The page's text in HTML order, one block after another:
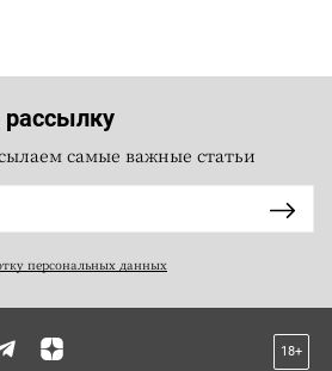
самые важные статьи
персональных данных
18+